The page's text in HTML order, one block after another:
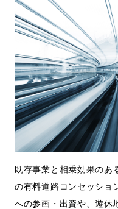
既存事業と相乗効果のあ
の有料道路コンセッショ
への参画・出資や、遊休